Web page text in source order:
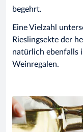
begehrt.
Eine Vielzahl
Rieslingsekte der
natürlich ebenfalls
Weinregalen.